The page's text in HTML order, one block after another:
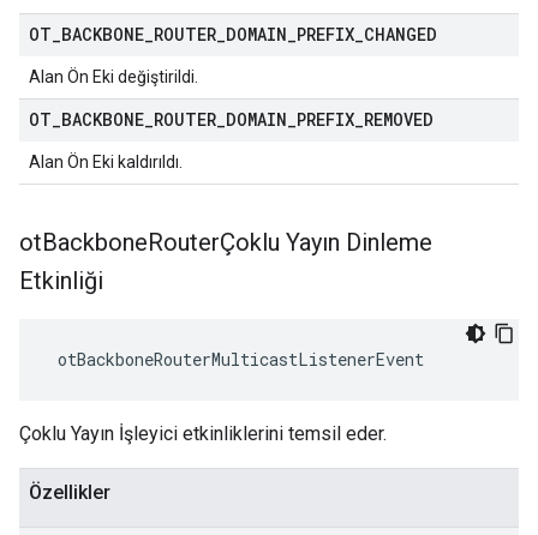
OT BACKBONE ROUTER DOMAIN PREFIX CHANGED
Alan Ön Eki değiştirildi.
OT BACKBONE ROUTER DOMAIN PREFIX REMOVED
Alan Ön Eki kaldırıldı.
otBackboneRouterÇoklu Yayın Dinleme
Etkinliği
otBackboneRouterMulticastListenerEvent
Çoklu Yayın İşleyici etkinliklerini temsil eder.
Özellikler